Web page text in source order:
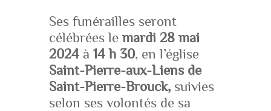
Ses funérailles seront
célébrées le mardi 28 mai
2024à 14 h 30, en l’église
Saint-Pierre-aux-Liens de
Saint-Pierre-Brouck,suivies
selon ses volontés de sa